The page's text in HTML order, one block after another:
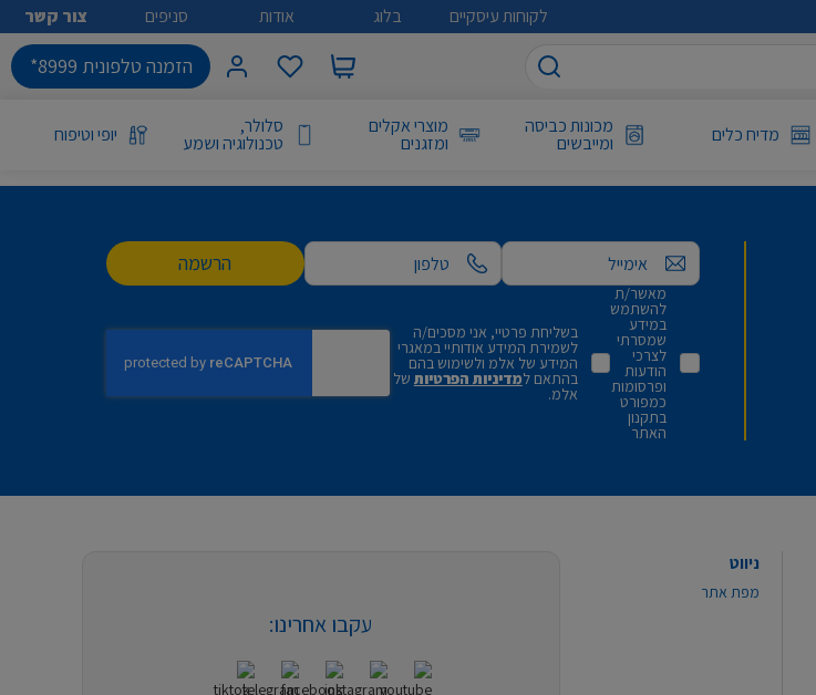
לקוחות עיסקיים בלוג אודות סניפים צור קשר
הזמנה טלפונית 8999*
מדיח כלים מכונות כביסה
ומייבשים
מוצרי אקלים
ומזגנים
סלולר,
טכנולוגיה ושמע יופי וטיפוח
אימייל הרשמה
מאשר/ת
להשתמש
במידע
שמסרתי
לצרכי
הודעות
ופרסומות
כמפורט
בתקנון
האתר
בשליחת פרטיי, אני מסכים/ה
לשמירת המידע אודותיי במאגרי
המידע של אלמ ולשימוש בהם
בהתאם למדיניות הפרטיות של
אלמ.
ניווט
מפת אתר
עקבו אחרינו: